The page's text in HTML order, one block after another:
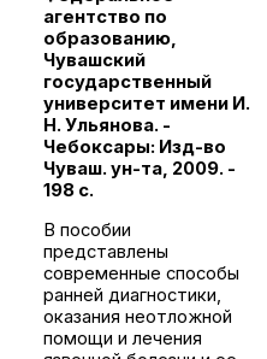
агентство по
образованию,
Чувашский
государственный
университет имени И.
Н. Ульянова. -
Чебоксары: Изд-во
Чуваш. ун-та, 2009. -
198 с.
В пособии
представлены
современные способы
ранней диагностики,
оказания неотложной
помощи и лечения